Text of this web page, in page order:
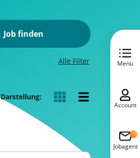
Job finden
Alle Filter
Darstellung:
Menü
Account
Jobagent